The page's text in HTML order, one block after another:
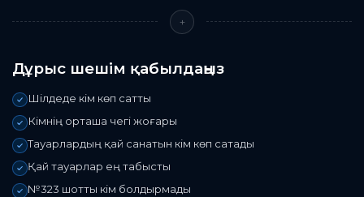
+
Дұрыс шешім қабылдаңыз
Шілдеде кім көп сатты
Кімнің орташа чегі жоғары
Тауарлардың қай санатын кім көп сатады
Қай тауарлар ең табысты
№323 шотты кім болдырмады